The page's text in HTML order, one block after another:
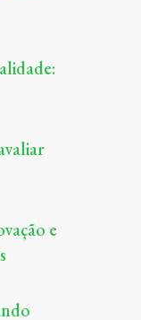
e